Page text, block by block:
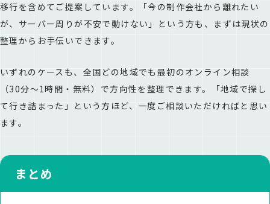
移行を含めてご提案しています。「今の制作会社から離れたい
が、サーバー周りが不安で動けない」という方も、まずは現状の
整理からお手伝いできます。
いずれのケースも、全国どの地域でも最初のオンライン相談
（30分〜1時間・無料）で方向性を整理できます。「地域で探し
て行き詰まった」という方ほど、一度ご相談いただければと思い
ます。
まとめ